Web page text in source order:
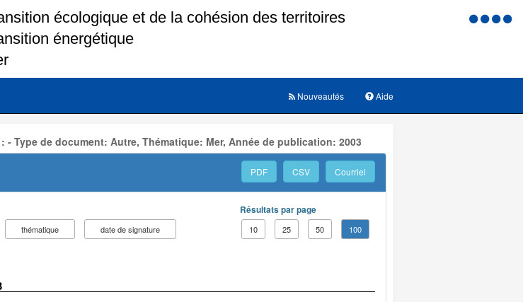
Menu
Aide
Nouveautés
- Type de document: Autre, Thématique: Mer, Année de publication: 2003
PDF CSV Courriel
thématique
date de signature
Résultats par page
10 25 50 100